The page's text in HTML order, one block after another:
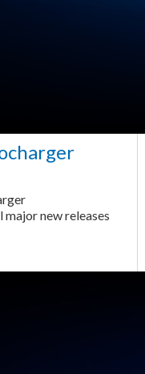
major new releases